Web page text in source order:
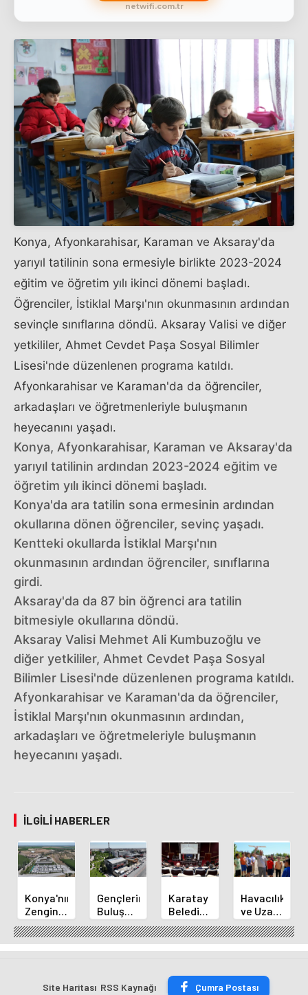
netwifi.com.tr
Konya, Afyonkarahisar, Karaman ve Aksaray'da
yarıyıl tatilinin sona ermesiyle birlikte 2023-2024
eğitim ve öğretim yılı ikinci dönemi başladı.
Öğrenciler, İstiklal Marşı'nın okunmasının ardından
sevinçle sınıflarına döndü. Aksaray Valisi ve diğer
yetkililer, Ahmet Cevdet Paşa Sosyal Bilimler
Lisesi'nde düzenlenen programa katıldı.
Afyonkarahisar ve Karaman'da da öğrenciler,
arkadaşları ve öğretmenleriyle buluşmanın
heyecanını yaşadı.
Konya, Afyonkarahisar, Karaman ve Aksaray'da
yarıyıl tatilinin ardından 2023-2024 eğitim ve
öğretim yılı ikinci dönemi başladı.
Konya'da ara tatilin sona ermesinin ardından
okullarına dönen öğrenciler, sevinç yaşadı.
Kentteki okullarda İstiklal Marşı'nın
okunmasının ardından öğrenciler, sınıflarına
girdi.
Aksaray'da da 87 bin öğrenci ara tatilin
bitmesiyle okullarına döndü.
Aksaray Valisi Mehmet Ali Kumbuzoğlu ve
diğer yetkililer, Ahmet Cevdet Paşa Sosyal
Bilimler Lisesi'nde düzenlenen programa katıldı.
Afyonkarahisar ve Karaman'da da öğrenciler,
İstiklal Marşı'nın okunmasının ardından,
arkadaşları ve öğretmeleriyle buluşmanın
heyecanını yaşadı.
İLGILI HABERLER
Konya'nın
Zengin
Mutfağı
GastroFest'te
Tanıtılacak
Gençlerin
Buluşma
Noktası
Talha
Bayrakçı
Yükseliyor
Karatay
Belediye
Başkanı
Kılca
Yeni
Açıkladı
Havacılık
ve Uzay
Yaz
Kursu
Başladı
Site Haritası RSS Kaynağı Çumra Postası